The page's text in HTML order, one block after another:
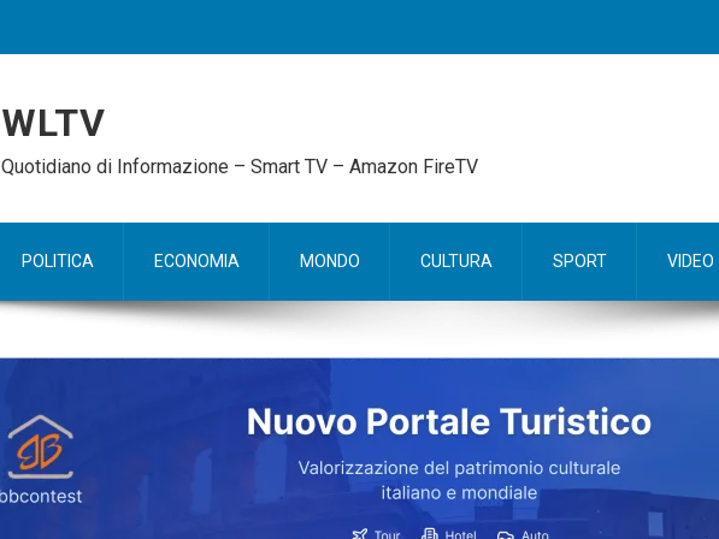
WLTV
Quotidiano di Informazione – Smart TV – Amazon FireTV
POLITICA ECONOMIA MONDO CULTURA SPORT VIDEO